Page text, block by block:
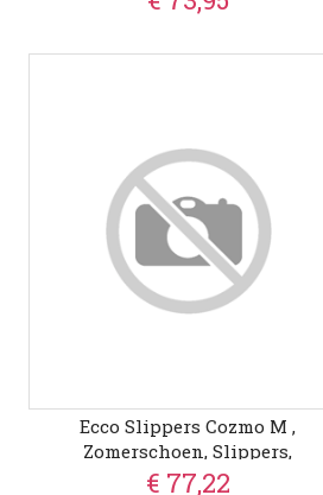
Ecco Slippers Cozmo M ,
Zomerschoen, Slippers,
Klittenbandschoen Met Subtiele
€ 77,22